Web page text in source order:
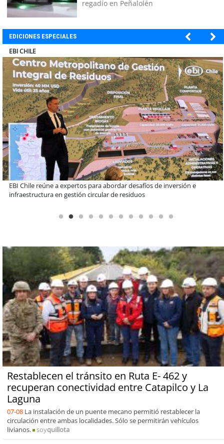
regadío en Peñalolén
EDICIONES ESPECIALES
SOPRAVAL
Más de 1.600 alumnos han sido parte de programa Súper Sano de
Sopraval en lo que va del año
Restablecen el tránsito en Ruta E- 462 y
recuperan conectividad entre Catapilco y La
Laguna
07-08 La instalación de un puente mecano permitió restablecer la
circulación entre ambas localidades. Sólo se permitirán vehículos
livianos.
soyquillota